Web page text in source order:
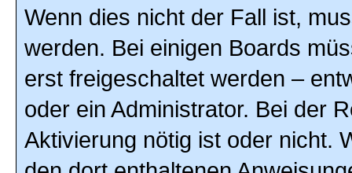
Wenn dies nicht der Fall ist,
werden. Bei einigen Boards
erst freigeschaltet werden –
oder ein Administrator. Bei der
Aktivierung nötig ist oder nicht.